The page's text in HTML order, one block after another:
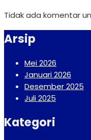
Tidak ada komentar
Arsip
Mei 2026
Januari 2026
Desember 2025
Juli 2025
Kategori